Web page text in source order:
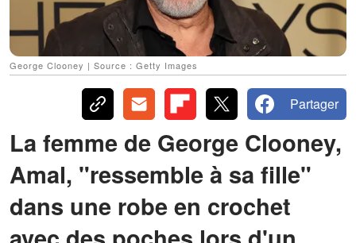
George Clooney | Source : Getty Images
Partager
La femme de George Clooney,
Amal, "ressemble à sa fille"
dans une robe en crochet